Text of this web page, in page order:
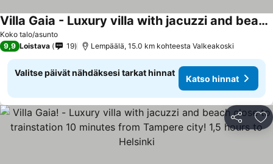
Koko talo/asunto
Villa Gaia - Luxury villa with jacuzzi and beach close to trainstation 10 minutes from Tampere city! 1,5 hours to Helsinki
9,9 Loistava 19 Lempäälä, 15.0 km kohteesta Valkeakoski
Valitse päivät nähdäksesi tarkat hinnat
Katso hinnat
Jaa